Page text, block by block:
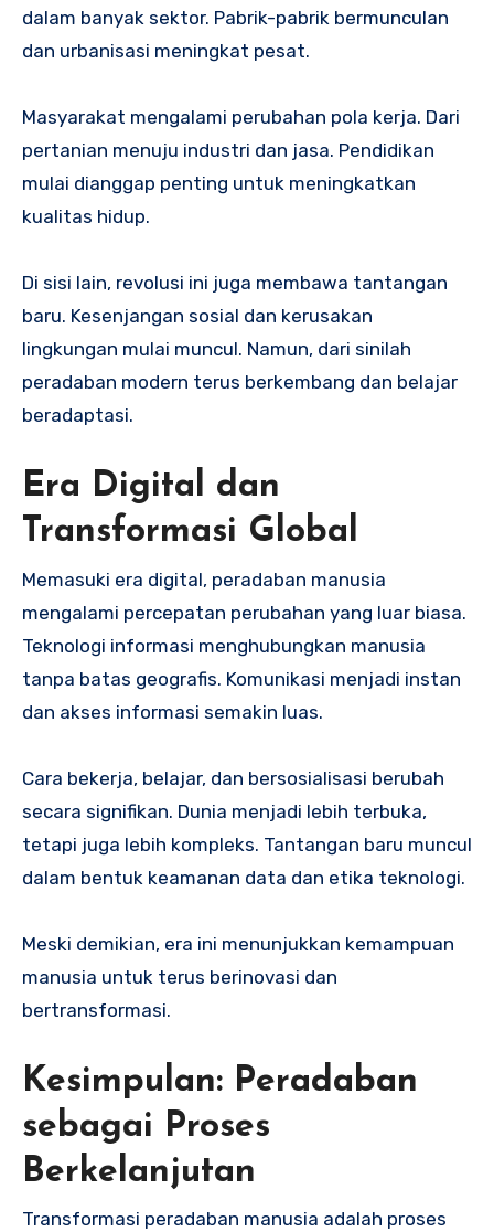
dalam banyak sektor. Pabrik-pabrik bermunculan
dan urbanisasi meningkat pesat.
Masyarakat mengalami perubahan pola kerja. Dari
pertanian menuju industri dan jasa. Pendidikan
mulai dianggap penting untuk meningkatkan
kualitas hidup.
Di sisi lain, revolusi ini juga membawa tantangan
baru. Kesenjangan sosial dan kerusakan
lingkungan mulai muncul. Namun, dari sinilah
peradaban modern terus berkembang dan belajar
beradaptasi.
Era Digital dan
Transformasi Global
Memasuki era digital, peradaban manusia
mengalami percepatan perubahan yang luar biasa.
Teknologi informasi menghubungkan manusia
tanpa batas geografis. Komunikasi menjadi instan
dan akses informasi semakin luas.
Cara bekerja, belajar, dan bersosialisasi berubah
secara signifikan. Dunia menjadi lebih terbuka,
tetapi juga lebih kompleks. Tantangan baru muncul
dalam bentuk keamanan data dan etika teknologi.
Meski demikian, era ini menunjukkan kemampuan
manusia untuk terus berinovasi dan
bertransformasi.
Kesimpulan: Peradaban
sebagai Proses
Berkelanjutan
Transformasi peradaban manusia adalah proses